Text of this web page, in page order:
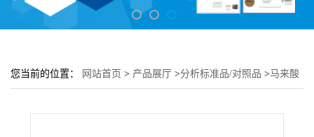
您当前的位置： 网站首页 > 产品展厅 >分析标准品/对照品 >马来酸